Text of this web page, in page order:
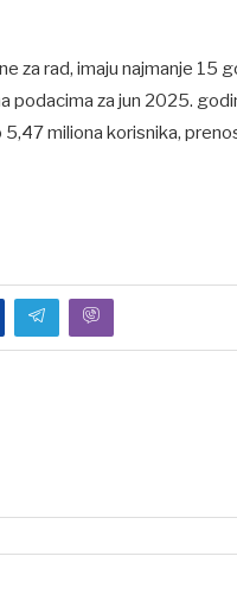
za rad, imaju najmanje 15
podacima za jun 2025.
miliona korisnika,